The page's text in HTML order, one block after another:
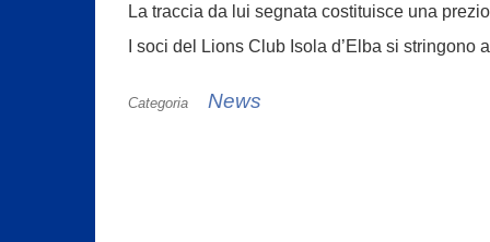
k
La traccia da lui segnata costituisce una
I soci del Lions Club Isola d’Elba si
Categoria News